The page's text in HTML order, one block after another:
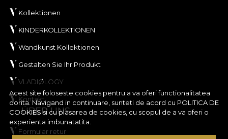
Acest site foloseste cookies pentru a va oferi functionalitatea
dorita. Navigand in continuare, sunteti de acord cu POLITICA DE
COOKIES si cu plasarea de cookies, cu scopul de a va oferi o
experienta imbunatatita.
Kollektionen
KINDERKOLLEKTIONEN
Wandkunst Kollektionen
Gestalten Sie Ihr Produkt
VLADIØLOGY
Kontakt
ÜBER UNS
Formular retur